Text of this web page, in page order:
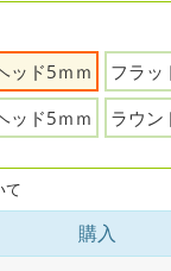
ッド5ｍｍ
フラッ
ッド5ｍｍ
ラウン
て
購入